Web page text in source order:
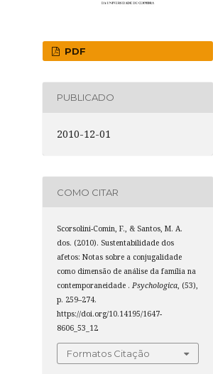
PDF
PUBLICADO
2010-12-01
COMO CITAR
Scorsolini-Comin, F., & Santos, M. A.
dos. (2010). Sustentabilidade dos
afetos: Notas sobre a conjugalidade
como dimensão de análise da família na
contemporaneidade .Psychologica, (53),
p. 259–274.
https://doi.org/10.14195/1647-
8606_53_12
Formatos Citação